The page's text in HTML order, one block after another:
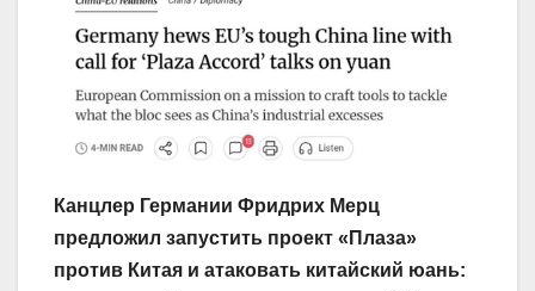
Канцлер Германии Фридрих Мерц
предложил запустить проект «Плаза»
против Китая и атаковать китайский юань: